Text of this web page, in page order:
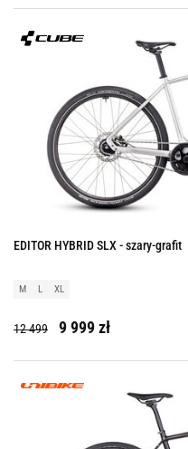
EDITOR HYBRID SLX - szary-grafit
M L XL
12 499 9 999 zł